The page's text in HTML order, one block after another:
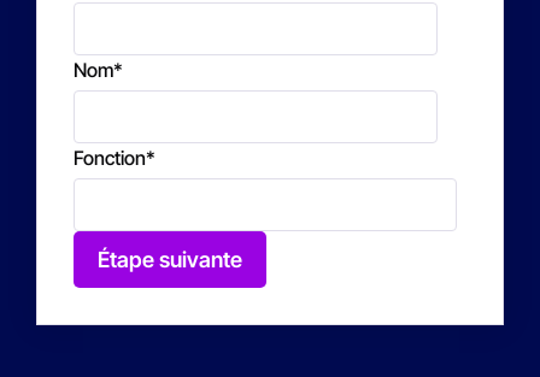
Nom*
Fonction*
Étape suivante